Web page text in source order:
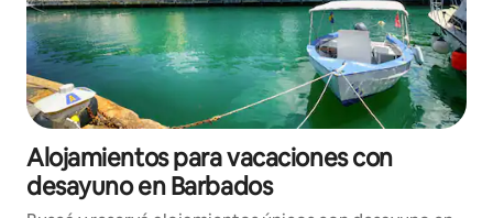
Alojamientos para vacaciones con
desayuno en Barbados